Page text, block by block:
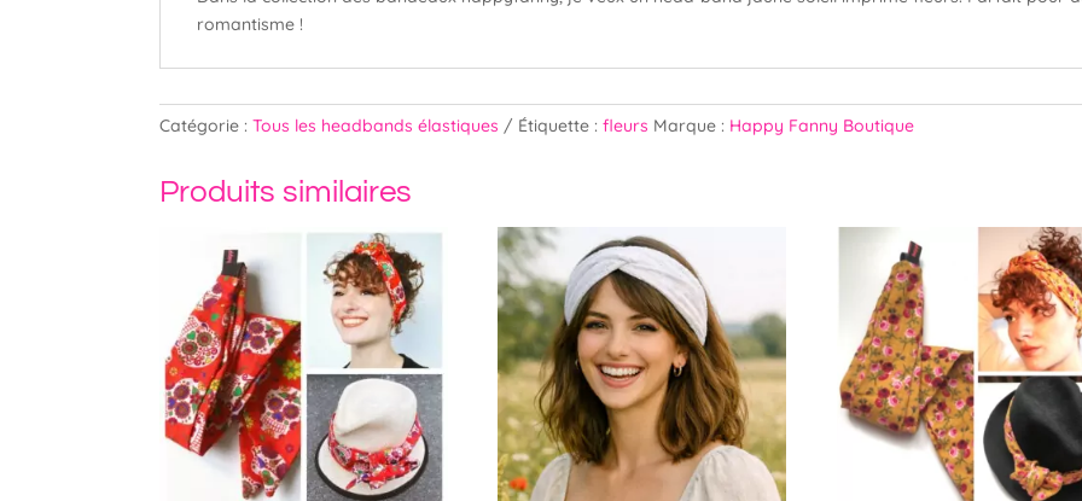
romantisme !
Catégorie : Tous les headbands élastiques Étiquette : fleurs Marque : Happy Fanny Boutique
Produits similaires